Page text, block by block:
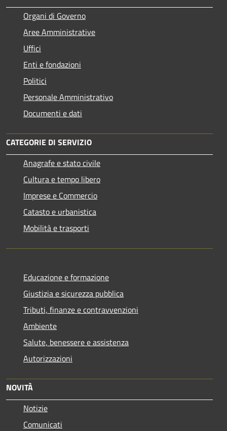
Organi di Governo
Aree Amministrative
Uffici
Enti e fondazioni
Politici
Personale Amministrativo
Documenti e dati
CATEGORIE DI SERVIZIO
Anagrafe e stato civile
Cultura e tempo libero
Imprese e Commercio
Catasto e urbanistica
Mobilità e trasporti
Educazione e formazione
Giustizia e sicurezza pubblica
Tributi, finanze e contravvenzioni
Ambiente
Salute, benessere e assistenza
Autorizzazioni
NOVITÀ
Notizie
Comunicati